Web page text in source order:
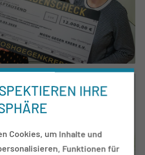
IHRE
Cookies, um Inhalte und
Funktionen für